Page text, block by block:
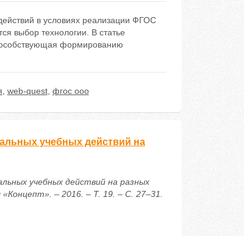
в условиях реализации ФГОС
выбор технологии. В статье
формированию
web-quest, фгос ооо
учебных действий на
учебных действий на разных
– 2016. – Т. 19. – С. 27–31.